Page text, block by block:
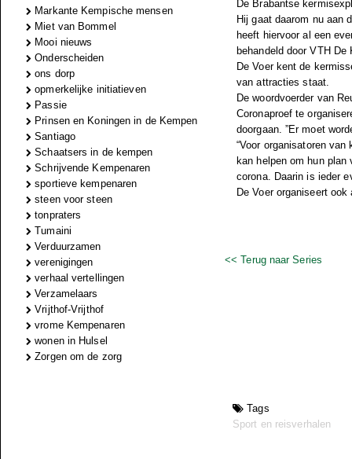
Markante Kempische mensen
Miet van Bommel
Mooi nieuws
Onderscheiden
ons dorp
opmerkelijke initiatieven
Passie
Prinsen en Koningen in de Kempen
Santiago
Schaatsers in de kempen
Schrijvende Kempenaren
sportieve kempenaren
steen voor steen
tonpraters
Tumaini
Verduurzamen
verenigingen
verhaal vertellingen
Verzamelaars
Vrijthof-Vrijthof
vrome Kempenaren
wonen in Hulsel
Zorgen om de zorg
De Brabantse
Hij gaat daarom nu aan
heeft hiervoor al een
behandeld door VTH De
De Voer kent de
van attracties staat.
De woordvoerder van
Coronaproef te
doorgaan. ”Er moet
“Voor organisatoren
kan helpen om hun
corona. Daarin is ieder
De Voer organiseert
<< Terug naar Series
Tags
Sport en reisverhalen